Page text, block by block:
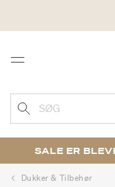
Menu
SØG
SALE ER
Dukker & Tilbehør